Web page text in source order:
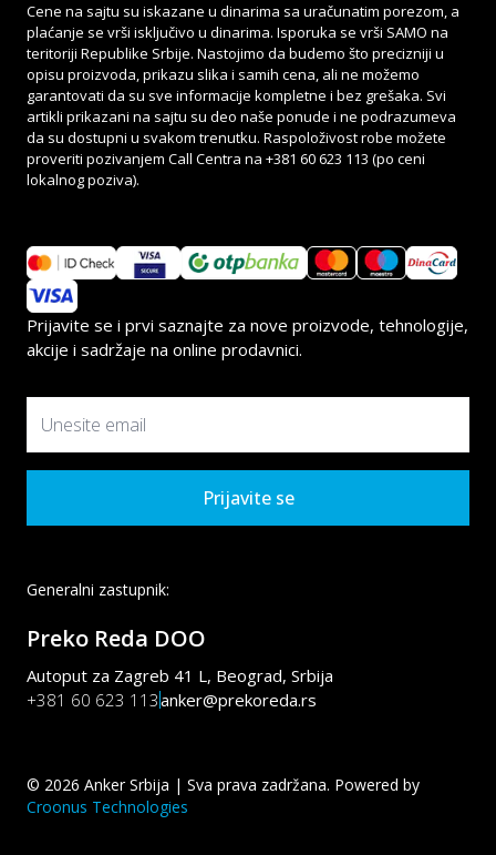
Cene na sajtu su iskazane u dinarima sa uračunatim porezom, a
plaćanje se vrši isključivo u dinarima. Isporuka se vrši SAMO na
teritoriji Republike Srbije. Nastojimo da budemo što precizniji u
opisu proizvoda, prikazu slika i samih cena, ali ne možemo
garantovati da su sve informacije kompletne i bez grešaka. Svi
artikli prikazani na sajtu su deo naše ponude i ne podrazumeva
da su dostupni u svakom trenutku. Raspoloživost robe možete
proveriti pozivanjem Call Centra na +381 60 623 113 (po ceni
lokalnog poziva).
Prijavite se i prvi saznajte za nove proizvode, tehnologije,
akcije i sadržaje na online prodavnici.
Prijavite se
Generalni zastupnik:
Preko Reda DOO
Autoput za Zagreb 41 L, Beograd, Srbija
+381 60 623 113anker@prekoreda.rs
© 2026 Anker Srbija | Sva prava zadržana. Powered by
Croonus Technologies